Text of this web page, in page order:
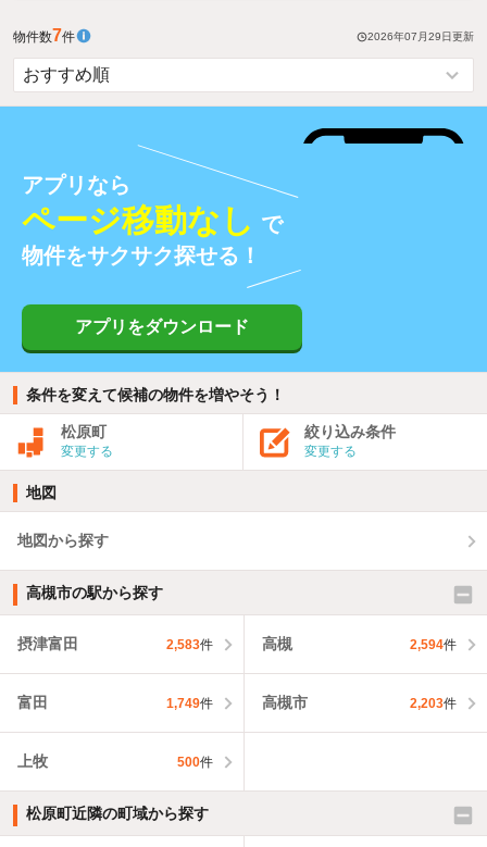
物件数7件 2026年07月29日 更新
アプリなら
ページ移動なし で
物件をサクサク探せる！
アプリをダウンロード
条件を変えて候補の物件を増やそう！
松原町
変更する
絞り込み条件
変更する
地図
地図から探す
高槻市の駅から探す
摂津富田 2,583件 高槻 2,594件
富田 1,749件 高槻市 2,203件
上牧 500件
松原町近隣の町域から探す